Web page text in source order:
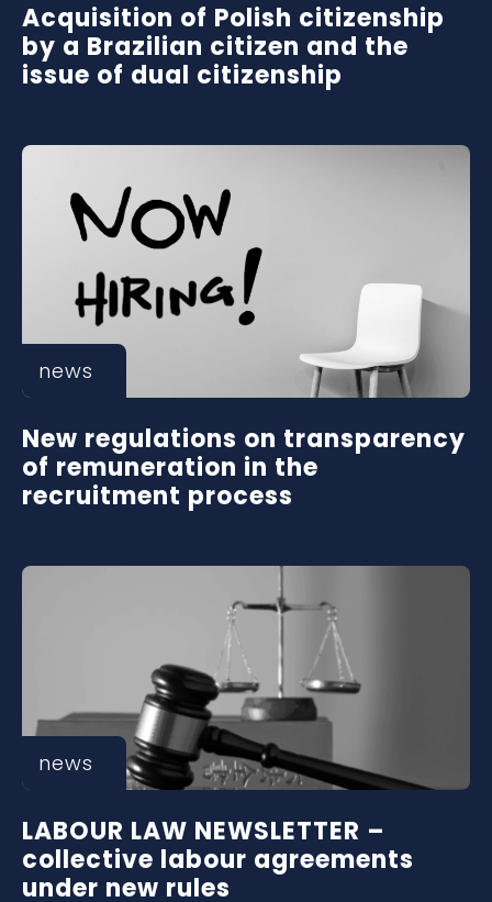
Acquisition of Polish citizenship
by a Brazilian citizen and the
issue of dual citizenship
news
New regulations on transparency
of remuneration in the
recruitment process
news
LABOUR LAW NEWSLETTER –
collective labour agreements
under new rules